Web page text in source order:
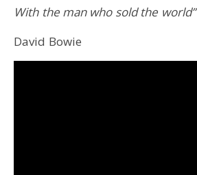
With the man who sold the world”
David Bowie